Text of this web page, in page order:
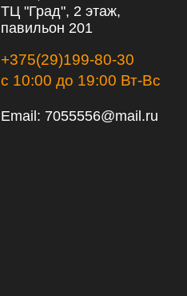
ТЦ "Град", 2 этаж,
павильон 201
+375(29)199-80-30
с 10:00 до 19:00 Вт-Вс
Email: 7055556@mail.ru